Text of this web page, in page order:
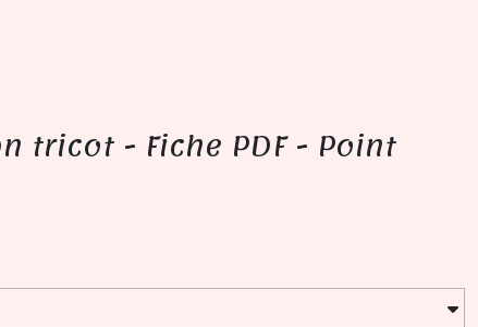
tricot - Fiche PDF - Point